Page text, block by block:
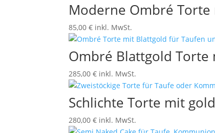
Moderne Ombré Torte
85,00€ inkl. MwSt.
Ombré Blattgold
285,00€ inkl. MwSt.
Schlichte Torte mit
280,00€ inkl. MwSt.